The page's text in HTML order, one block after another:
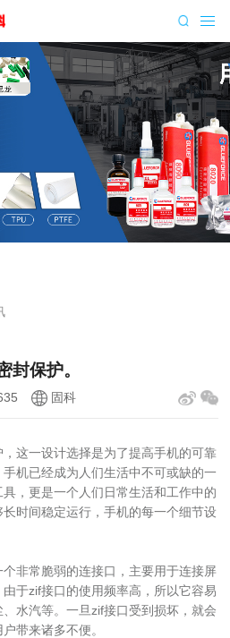
封保护。
固科
这一设计选择是为了提高手机的可靠
机已经成为人们生活中不可或缺的一
，更是一个人们日常生活和工作中的
时间稳定运行，手机的每一个细节设
非常脆弱的连接口，主要用于连接屏
于zif接口的使用频率高，所以它容易
水汽等。一旦zif接口受到损坏，就会
带来诸多不便。